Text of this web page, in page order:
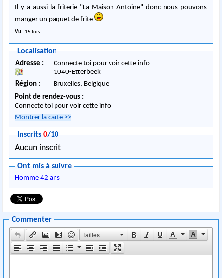
Il y a aussi la friterie "La Maison Antoine" donc nous pouvons
manger un paquet de frite
Vu : 15 fois
Localisation
Adresse :
Connecte toi pour voir cette info
1040-Etterbeek
Région :
Bruxelles, Belgique
Point de rendez-vous :
Connecte toi pour voir cette info
Montrer la carte >>
Inscrits0/10
Aucun inscrit
Ont mis à suivre
Homme 42 ans
Commenter
Tailles